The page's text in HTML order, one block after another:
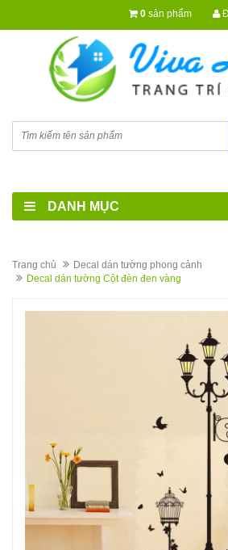
0 sản phẩm
DANH MỤC
Trang chủ
Decal dán tường phong cảnh
Decal dán tường Cột đèn đen vàng